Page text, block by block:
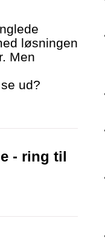
løsningen
Men
ud?
- ring til